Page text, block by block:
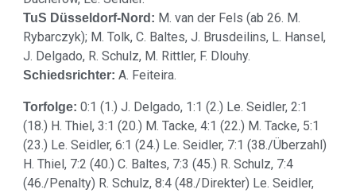
TuS Düsseldorf-Nord: M. van der Fels (ab 26. M.
Rybarczyk); M. Tolk, C. Baltes, J. Brusdeilins, L. Hansel,
J. Delgado, R. Schulz, M. Rittler, F. Dlouhy.
Schiedsrichter:A. Feiteira.
Torfolge:0:1 (1.) J. Delgado, 1:1 (2.) Le. Seidler, 2:1
(18.) H. Thiel, 3:1 (20.) M. Tacke, 4:1 (22.) M. Tacke, 5:1
(23.) Le. Seidler, 6:1 (24.) Le. Seidler, 7:1 (38./Überzahl)
H. Thiel, 7:2 (40.) C. Baltes, 7:3 (45.) R. Schulz, 7:4
(46./Penalty) R. Schulz, 8:4 (48./Direkter) Le. Seidler,